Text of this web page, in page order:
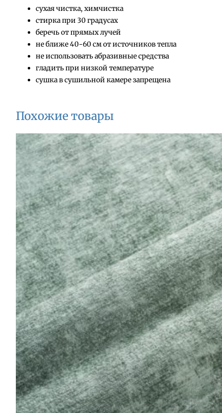
сухая чистка, химчистка
стирка при 30 градусах
беречь от прямых лучей
не ближе 40-60 см от источников тепла
не использовать абразивные средства
гладить при низкой температуре
сушка в сушильной камере запрещена
Похожие товары